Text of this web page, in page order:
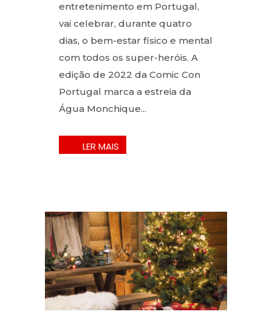
entretenimento em Portugal,
vai celebrar, durante quatro
dias, o bem-estar físico e mental
com todos os super-heróis. A
edição de 2022 da Comic Con
Portugal marca a estreia da
Água Monchique...